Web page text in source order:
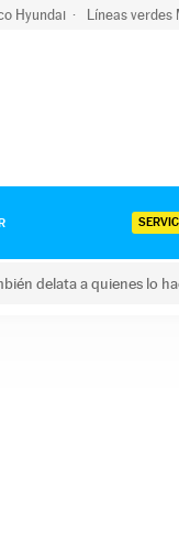
Hyundai Líneas verdes
delata a quienes lo